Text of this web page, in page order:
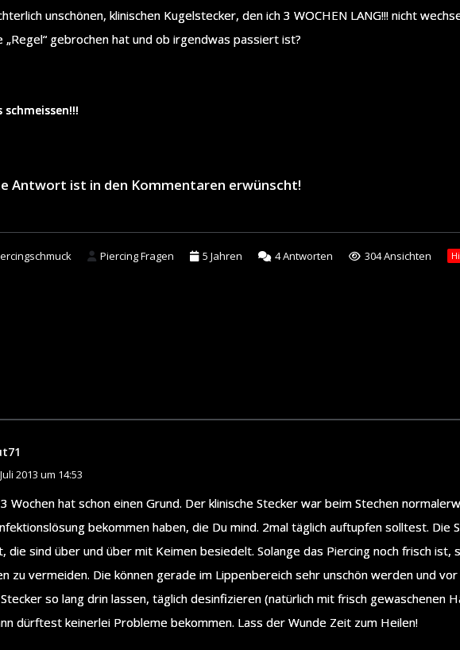
unschönen, klinischen Kugelstecker, den ich 3 WOCHEN LANG!!! nicht
„Regel“ gebrochen hat und ob irgendwas passiert ist?
schmeissen!!!
Antwort ist in den Kommentaren erwünscht!
Piercing Fragen 5 Jahren 4Antworten 304 Ansichten
2013 um 14:53
Wochen hat schon einen Grund. Der klinische Stecker war beim Stechen
bekommen haben, die Du mind. 2mal täglich auftupfen solltest. Die
die sind über und über mit Keimen besiedelt. Solange das Piercing noch frisch ist,
zu vermeiden. Die können gerade im Lippenbereich sehr unschön werden und
so lang drin lassen, täglich desinfizieren (natürlich mit frisch gewaschenen
dürftest keinerlei Probleme bekommen. Lass der Wunde Zeit zum Heilen!